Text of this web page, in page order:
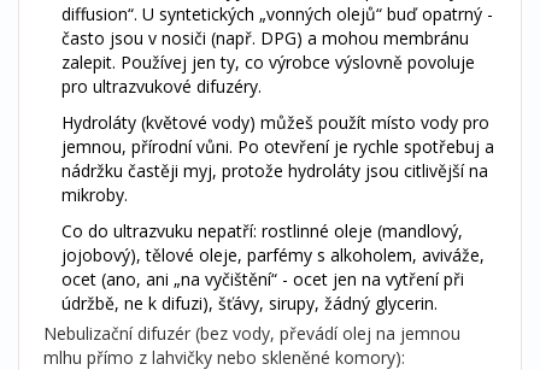
diffusion“. U syntetických „vonných olejů“ buď opatrný -
často jsou v nosiči (např. DPG) a mohou membránu
zalepit. Používej jen ty, co výrobce výslovně povoluje
pro ultrazvukové difuzéry.
Hydroláty (květové vody) můžeš použít místo vody pro
jemnou, přírodní vůni. Po otevření je rychle spotřebuj a
nádržku častěji myj, protože hydroláty jsou citlivější na
mikroby.
Co do ultrazvuku nepatří: rostlinné oleje (mandlový,
jojobový), tělové oleje, parfémy s alkoholem, aviváže,
ocet (ano, ani „na vyčištění“ - ocet jen na vytření při
údržbě, ne k difuzi), šťávy, sirupy, žádný glycerin.
Nebulizační difuzér (bez vody, převádí olej na jemnou
mlhu přímo z lahvičky nebo skleněné komory):